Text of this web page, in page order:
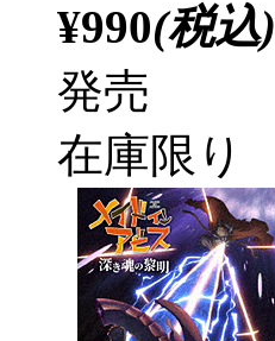
¥990(税込)
発売
在庫限り